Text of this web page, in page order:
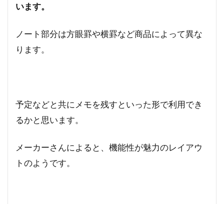
います。
ノート部分は方眼罫や横罫など商品によって異な
ります。
予定などと共にメモを残すといった形で利用でき
るかと思います。
メーカーさんによると、機能性が魅力のレイアウ
トのようです。